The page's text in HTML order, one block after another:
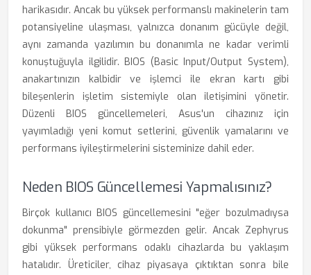
harikasıdır. Ancak bu yüksek performanslı makinelerin tam
potansiyeline ulaşması, yalnızca donanım gücüyle değil,
aynı zamanda yazılımın bu donanımla ne kadar verimli
konuştuğuyla ilgilidir. BIOS (Basic Input/Output System),
anakartınızın kalbidir ve işlemci ile ekran kartı gibi
bileşenlerin işletim sistemiyle olan iletişimini yönetir.
Düzenli BIOS güncellemeleri, Asus'un cihazınız için
yayımladığı yeni komut setlerini, güvenlik yamalarını ve
performans iyileştirmelerini sisteminize dahil eder.
Neden BIOS Güncellemesi Yapmalısınız?
Birçok kullanıcı BIOS güncellemesini "eğer bozulmadıysa
dokunma" prensibiyle görmezden gelir. Ancak Zephyrus
gibi yüksek performans odaklı cihazlarda bu yaklaşım
hatalıdır. Üreticiler, cihaz piyasaya çıktıktan sonra bile